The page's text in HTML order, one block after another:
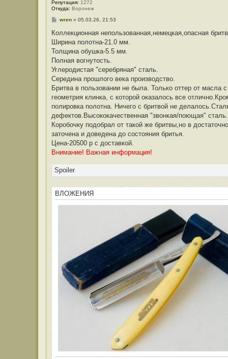
Репутация: 1272
Откуда: Воронеж
С
о
щ
е
и
е
wren» 05.03.26, 21:53
Коллекционная непользованная,немецкая,опасная
Ширина полотна-21.0 мм.
Толщина обушка-5.5 мм.
Полная вогнутость.
Углеродистая "серебряная" сталь.
Середина прошлого века производство.
Бритва в пользовании не была. Только оттер от масла
геометрия клинка, с которой оказалось все
полировка полотна. Ничего с бритвой не
дефектов.Высококачественная "звонкая/поющая"
Коробочку подобрал от такой же бритвы,но в
заточена и доведена до состояния бритья.
Цена-20500 р с доставкой.
Внимание! Важная информация!
Spoiler
ВЛОЖЕНИЯ